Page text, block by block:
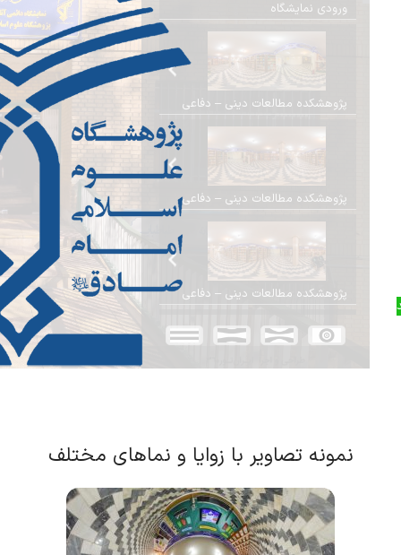
نمونه تصاویر با زوایا و نماهای مختلف